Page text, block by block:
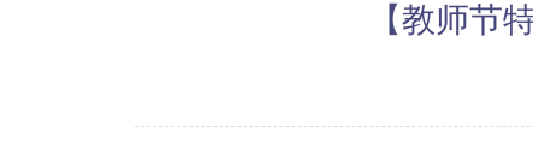
【教师节